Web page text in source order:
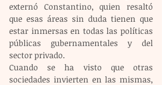
externó Constantino, quien resaltó
que esas áreas sin duda tienen que
estar inmersas en todas las políticas
públicas gubernamentales y del
sector privado.
Cuando se ha visto que otras
sociedades invierten en las mismas,